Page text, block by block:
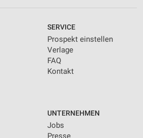
SERVICE
Prospekt einstellen
Verlage
FAQ
Kontakt
UNTERNEHMEN
Jobs
Presse